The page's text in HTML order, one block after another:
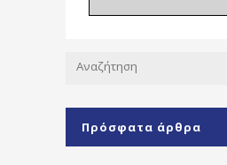
Πρόσφατα άρθρα